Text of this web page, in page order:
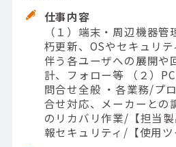
仕事内容
（１）端末・周辺機器
朽更新、OSやセキュリ
伴う各ユーザへの展開や
計、フォロー等 （２）
問合せ全般 ・各業務/プ
合せ対応、メーカーとの
のリカバリ作業/【担当
報セキュリティ/【使用